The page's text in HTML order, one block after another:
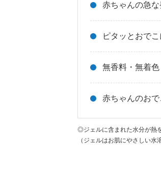
赤ちゃんの急な
ピタッとおで
無香料・無着色
赤ちゃんのおで
◎ジェルに含まれた水分が熱
（ジェルはお肌にやさしい水